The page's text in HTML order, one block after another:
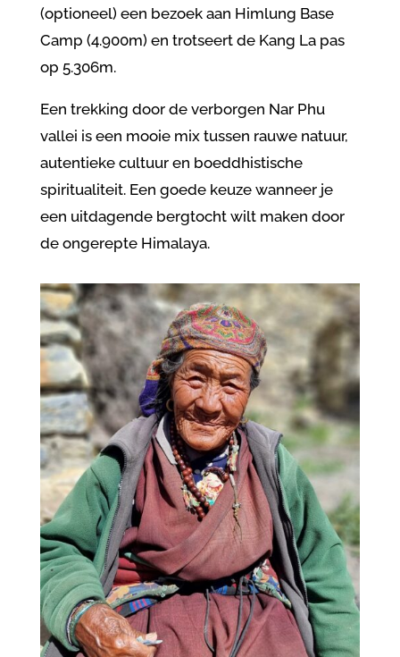
(optioneel) een bezoek aan Himlung Base
Camp (4.900m) en trotseert de Kang La pas
op 5.306m.
Een trekking door de verborgen Nar Phu
vallei is een mooie mix tussen rauwe natuur,
autentieke cultuur en boeddhistische
spiritualiteit. Een goede keuze wanneer je
een uitdagende bergtocht wilt maken door
de ongerepte Himalaya.